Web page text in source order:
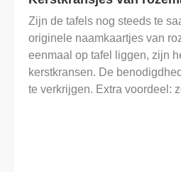
Zijn de tafels nog steeds te
originele naamkaartjes van
eenmaal op tafel liggen, zijn
kerstkransen. De
te verkrijgen. Extra voordeel: